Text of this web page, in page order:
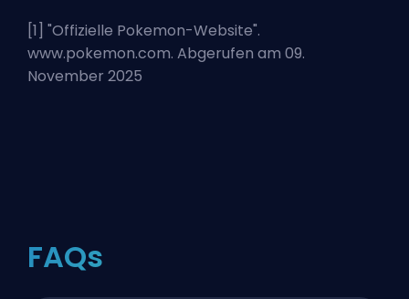
[1] "Offizielle Pokemon-Website".
www.pokemon.com. Abgerufen am 09.
November 2025
FAQs